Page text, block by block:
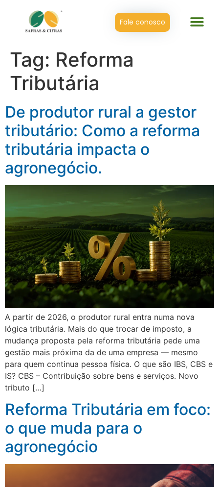
Fale conosco
Tag: Reforma
Tributária
De produtor rural a gestor
tributário: Como a reforma
tributária impacta o
agronegócio.
A partir de 2026, o produtor rural entra numa nova
lógica tributária. Mais do que trocar de imposto, a
mudança proposta pela reforma tributária pede uma
gestão mais próxima da de uma empresa — mesmo
para quem continua pessoa física. O que são IBS, CBS e
IS? CBS – Contribuição sobre bens e serviços. Novo
tributo […]
Reforma Tributária em foco:
o que muda para o
agronegócio